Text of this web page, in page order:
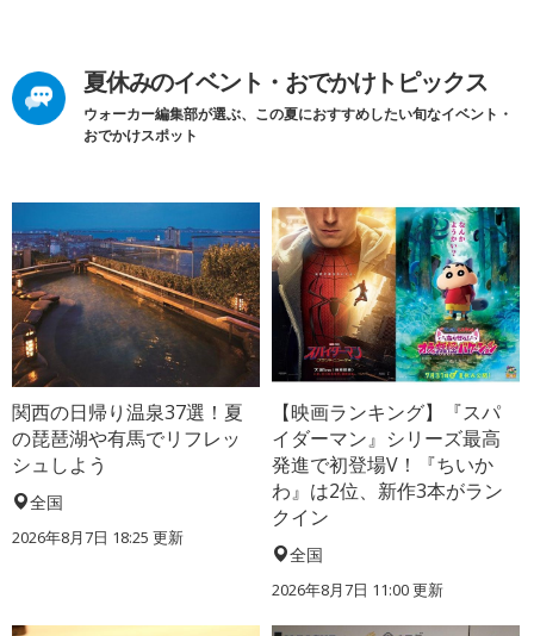
夏休みのイベント・おでかけトピックス
ウォーカー編集部が選ぶ、この夏におすすめしたい旬なイベント・
おでかけスポット
関西の日帰り温泉37選！夏
の琵琶湖や有馬でリフレッ
シュしよう
全国
2026年8月7日 18:25 更新
【映画ランキング】『スパ
イダーマン』シリーズ最高
発進で初登場V！『ちいか
わ』は2位、新作3本がラン
クイン
全国
2026年8月7日 11:00更新